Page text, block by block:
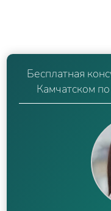
Бесплатная
Камчатском